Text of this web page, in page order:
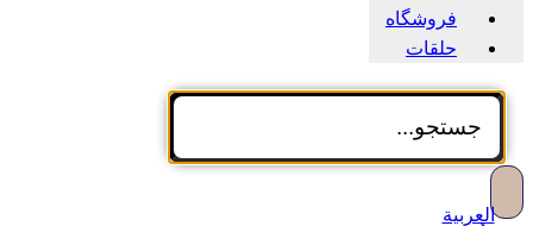
فروشگاه
حلقات
العربية